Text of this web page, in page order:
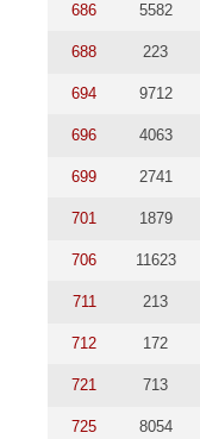
686 5582
688 223
694 9712
696 4063
699 2741
701 1879
706 11623
711 213
712 172
721 713
725 8054